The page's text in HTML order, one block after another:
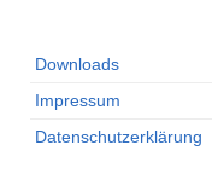
Downloads
Impressum
Datenschutzerklärung